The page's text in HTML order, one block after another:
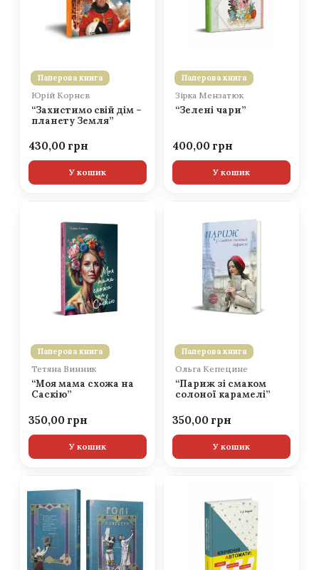
Паперова книга
Юрій Корнєв
“Захистимо свій дім –
планету Земля”
430,00
У кошик
Паперова книга
Зірка Мензатюк
“Зелені чари”
400,00
У кошик
Паперова книга
Тетяна Винник
“Моя мама схожа на
Саскію”
350,00
У кошик
Паперова книга
Ольга Кепецине
“Париж зі смаком
солоної карамелі”
350,00
У кошик